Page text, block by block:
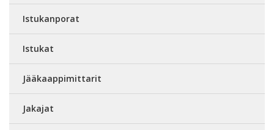
Istukanporat
Istukat
Jääkaappimittarit
Jakajat